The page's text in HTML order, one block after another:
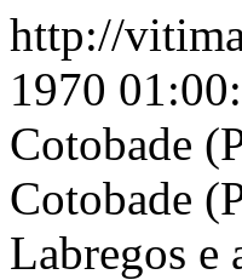
http://
1970
Cotobade
Cotobade
Labregos e